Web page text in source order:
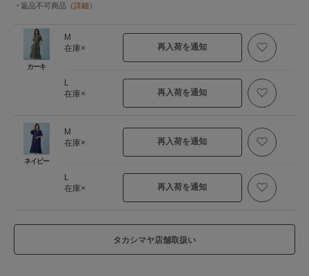
返品不可商品 （詳細 ）
カーキ
M
在庫×
再入荷を通知
L
在庫×
再入荷を通知
ネイビー
M
在庫×
再入荷を通知
L
在庫×
再入荷を通知
タカシマヤ店舗取扱い